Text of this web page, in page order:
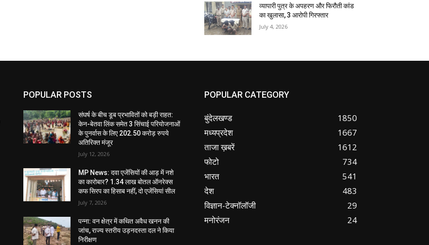
व्यापारी पुत्र के अपहरण और फिरौती कांड
का खुलासा, 3 आरोपी गिरफ्तार
July 4, 2026
POPULAR POSTS
संघर्ष के बीच डूब प्रभावितों को बड़ी राहत:
केन-बेतवा लिंक समेत 3 सिंचाई परियोजनाओं
के पुनर्वास के लिए 202.50 करोड़ रुपये
अतिरिक्त मंजूर
July 12, 2026
MP News: दवा एजेंसियों की आड़ में नशे
का कारोबार? 1.34 लाख बोतल ऑनरेक्स
कफ सिरप का हिसाब नहीं, दो एजेंसियां सील
July 7, 2026
पन्ना: वन क्षेत्र में कथित अवैध खनन की
जांच, राज्य स्तरीय उड़नदस्ता दल ने किया
निरीक्षण
POPULAR CATEGORY
बुंदेलखण्ड
1850
मध्यप्रदेश
1667
ताजा ख़बरें
1612
फोटो
734
भारत
541
देश
483
विज्ञान-टेक्नॉलॉजी
29
मनोरंजन
24